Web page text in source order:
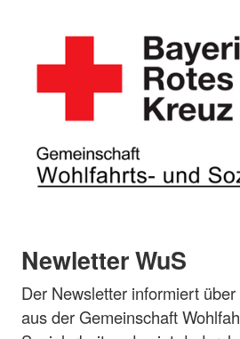
Newletter WuS
Der Newsletter informiert
aus der Gemeinschaft